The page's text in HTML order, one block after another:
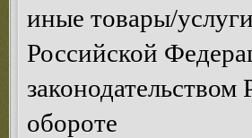
иные товары/
Российской
обороте